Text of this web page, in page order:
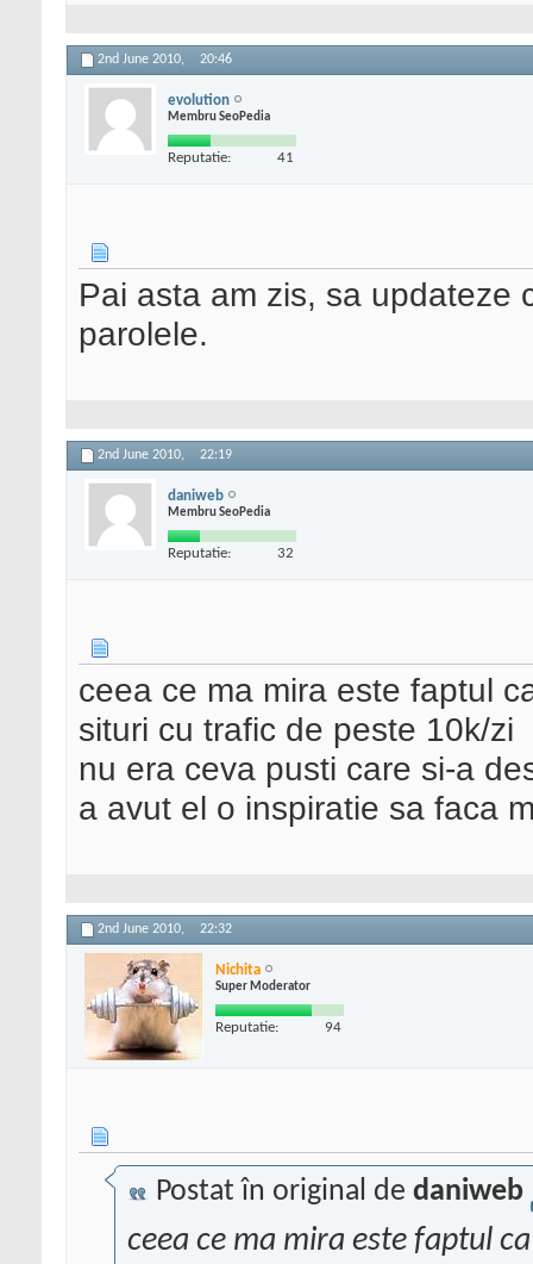
2nd June 2010, 20:46
evolution
Membru SeoPedia
Reputatie: 41
Pai asta am zis, sa updateze
parolele.
2nd June 2010, 22:19
daniweb
Membru SeoPedia
Reputatie: 32
ceea ce ma mira este faptul
situri cu trafic de peste 10k/zi
nu era ceva pusti care si-a
a avut el o inspiratie sa faca
2nd June 2010, 22:32
Nichita
Super Moderator
Reputatie: 94
Postat în original de daniweb
ceea ce ma mira este faptul